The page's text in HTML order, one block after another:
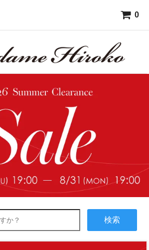
0
検索